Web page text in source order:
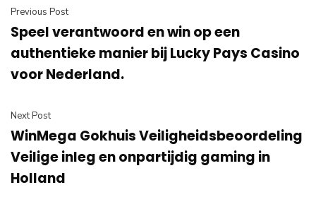
Previous Post
Speel verantwoord en win op een
authentieke manier bij Lucky Pays Casino
voor Nederland.
Next Post
WinMega Gokhuis Veiligheidsbeoordeling
Veilige inleg en onpartijdig gaming in
Holland